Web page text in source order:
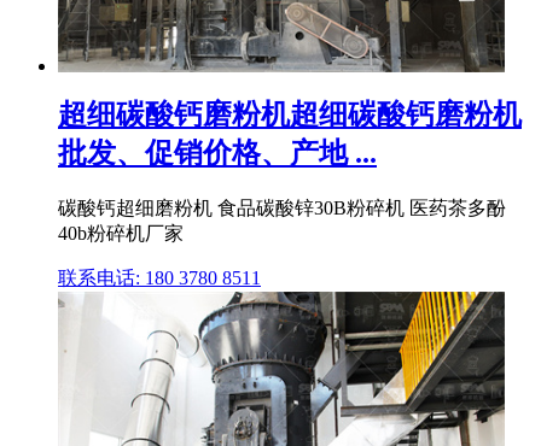
超细碳酸钙磨粉机超细碳酸钙磨粉机
批发、促销价格、产地 ...
碳酸钙超细磨粉机 食品碳酸锌30B粉碎机 医药茶多酚
40b粉碎机厂家
联系电话: 180 3780 8511